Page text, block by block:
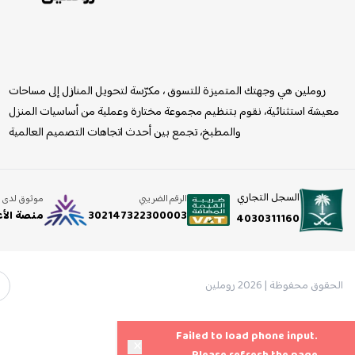
روملين هي وجهتك المتميزة للتسوق ، مكرّسة لتحويل المنازل إلى مساحات
معيشة استثنائية، نقوم بتنظيم مجموعة مختارة وعملية من أساسيات المنزل
والمطبخ، تجمع بين أحدث اتجاهات التصميم العالمية
السجل التجاري
4030311160
الرقم الضريبي
302147322300003
موثوق لدى
منصة
الحقوق محفوظة | 2026 روملين